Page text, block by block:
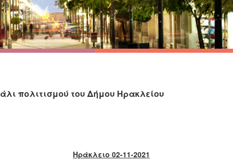
πολιτισμού του Δήμου Ηρακλείου
Ηράκλειο 02-11-2021